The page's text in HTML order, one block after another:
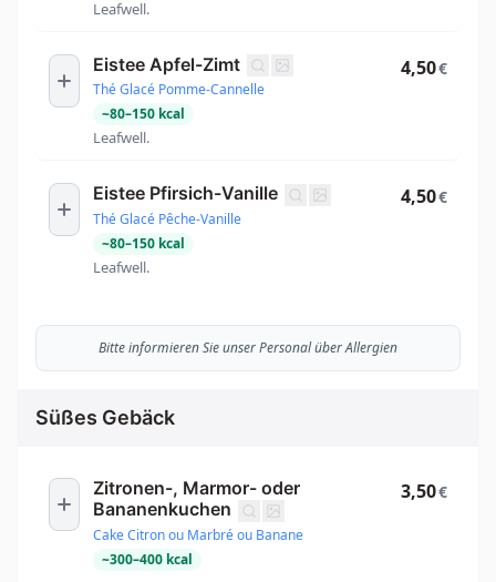
Leafwell.
Eistee Apfel-Zimt
Thé Glacé Pomme-Cannelle
~80–150 kcal
Leafwell.
4,50€
Eistee Pfirsich-Vanille
Thé Glacé Pêche-Vanille
~80–150 kcal
Leafwell.
4,50€
Bitte informieren Sie unser Personal über Allergien
Süßes Gebäck
Zitronen-, Marmor- oder
Bananenkuchen
Cake Citron ou Marbré ou Banane
~300–400 kcal
3,50€